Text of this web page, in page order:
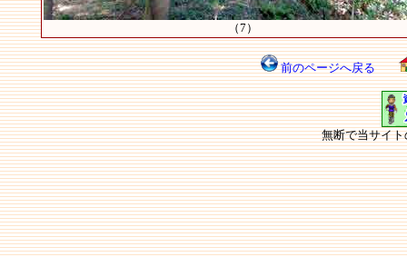
（7）
前のページへ戻る
無断で当サイ